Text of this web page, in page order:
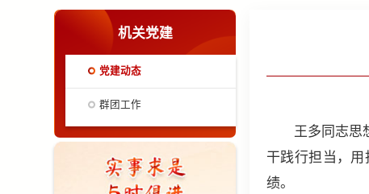
机关党建
党建动态
群团工作
王多同志思想
干践行担当，
绩。